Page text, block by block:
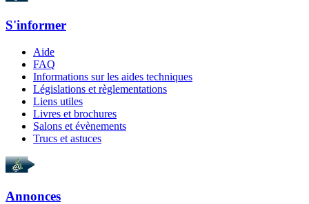
S'informer
Aide
FAQ
Informations sur les aides techniques
Législations et règlementations
Liens utiles
Livres et brochures
Salons et évènements
Trucs et astuces
Annonces